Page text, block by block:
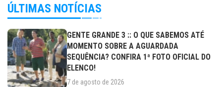
ÚLTIMAS NOTÍCIAS
GENTE GRANDE 3 :: O QUE SABEMOS ATÉ
MOMENTO SOBRE A AGUARDADA
SEQUÊNCIA? CONFIRA 1ª FOTO OFICIAL DO
ELENCO!
7 de agosto de 2026